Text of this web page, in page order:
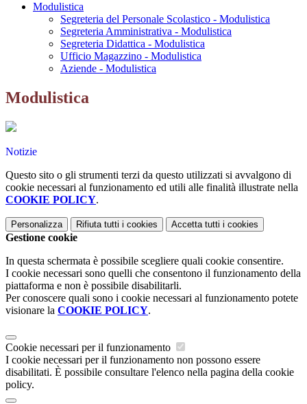
Modulistica
Segreteria del Personale Scolastico - Modulistica
Segreteria Amministrativa - Modulistica
Segreteria Didattica - Modulistica
Ufficio Magazzino - Modulistica
Aziende - Modulistica
Modulistica
Notizie
Questo sito o gli strumenti terzi da questo utilizzati si avvalgono di
cookie necessari al funzionamento ed utili alle finalità illustrate nella
COOKIE POLICY.
Personalizza Rifiuta tutti i cookies Accetta tutti i cookies
Gestione cookie
In questa schermata è possibile scegliere quali cookie consentire.
I cookie necessari sono quelli che consentono il funzionamento della
piattaforma e non è possibile disabilitarli.
Per conoscere quali sono i cookie necessari al funzionamento potete
visionare la COOKIE POLICY.
Cookie necessari per il funzionamento
I cookie necessari per il funzionamento non possono essere
disabilitati. È possibile consultare l'elenco nella pagina della cookie
policy.